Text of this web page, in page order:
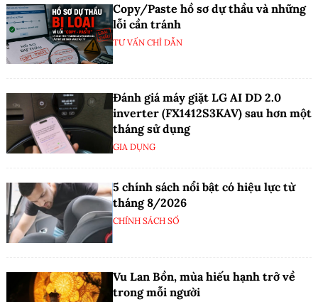
Copy/Paste hồ sơ dự thầu và những
lỗi cần tránh
TƯ VẤN CHỈ DẪN
Đánh giá máy giặt LG AI DD 2.0
inverter (FX1412S3KAV) sau hơn một
tháng sử dụng
GIA DỤNG
5 chính sách nổi bật có hiệu lực từ
tháng 8/2026
CHÍNH SÁCH SỐ
Vu Lan Bồn, mùa hiếu hạnh trở về
trong mỗi người